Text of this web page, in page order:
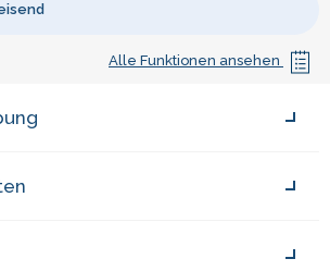
Alle Funktionen ansehen